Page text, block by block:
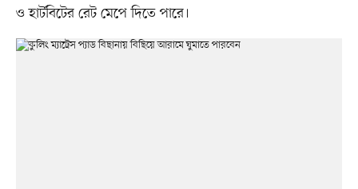
ও হার্টবিটের রেট মেপে দিতে পারে।